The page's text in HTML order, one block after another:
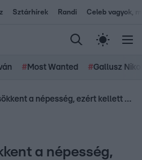
Sztárhírek Randi Celeb vagyok,
# Most Wanted #Gallusz
Rogán Antal: Csökkent a népesség, ezért kellett átrajzolni a választókerületeket Budapesten
a népesség,